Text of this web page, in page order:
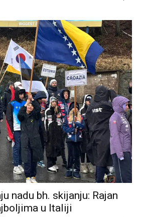
nadu bh. skijanju: Rajan
u Italiji